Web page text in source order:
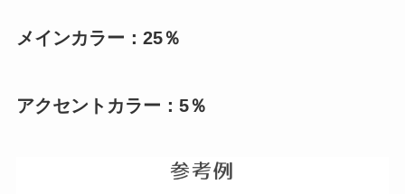
メインカラー：25％
アクセントカラー：5％